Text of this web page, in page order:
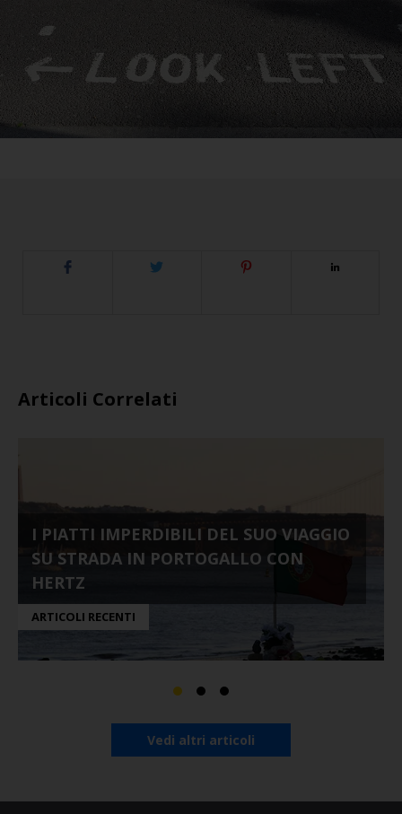
Articoli Correlati
I PIATTI IMPERDIBILI DEL SUO VIAGGIO
SU STRADA IN PORTOGALLO CON
HERTZ
ARTICOLI RECENTI
Vedi altri articoli